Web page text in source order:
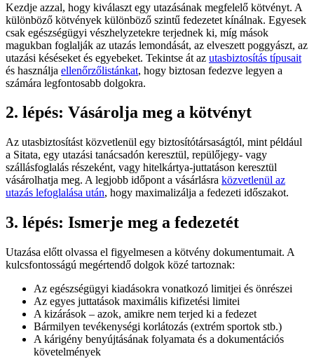
Kezdje azzal, hogy kiválaszt egy utazásának megfelelő kötvényt. A
különböző kötvények különböző szintű fedezetet kínálnak. Egyesek
csak egészségügyi vészhelyzetekre terjednek ki, míg mások
magukban foglalják az utazás lemondását, az elveszett poggyászt, az
utazási késéseket és egyebeket. Tekintse át az utasbiztosítás típusait
és használja ellenőrzőlistánkat, hogy biztosan fedezve legyen a
számára legfontosabb dolgokra.
2. lépés: Vásárolja meg a kötvényt
Az utasbiztosítást közvetlenül egy biztosítótársaságtól, mint például
a Sitata, egy utazási tanácsadón keresztül, repülőjegy- vagy
szállásfoglalás részeként, vagy hitelkártya-juttatáson keresztül
vásárolhatja meg. A legjobb időpont a vásárlásra közvetlenül az
utazás lefoglalása után, hogy maximalizálja a fedezeti időszakot.
3. lépés: Ismerje meg a fedezetét
Utazása előtt olvassa el figyelmesen a kötvény dokumentumait. A
kulcsfontosságú megértendő dolgok közé tartoznak:
Az egészségügyi kiadásokra vonatkozó limitjei és önrészei
Az egyes juttatások maximális kifizetési limitei
A kizárások – azok, amikre nem terjed ki a fedezet
Bármilyen tevékenységi korlátozás (extrém sportok stb.)
A kárigény benyújtásának folyamata és a dokumentációs
követelmények